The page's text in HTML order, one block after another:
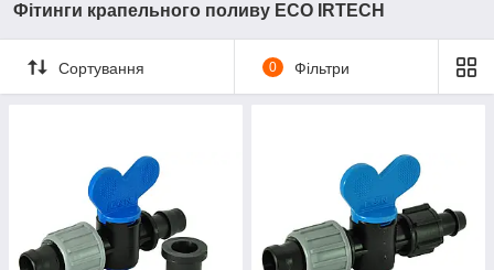
Фітинги крапельного поливу ECO IRTECH
Сортування 0 Фільтри